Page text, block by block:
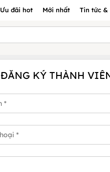
Ưu đãi hot Mới nhất Tin tức &
ĐĂNG KÝ THÀNH